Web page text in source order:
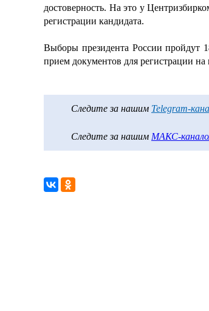
достоверность. На это у
регистрации кандидата.
Выборы президента России пройдут
прием документов для регистрации на
Следите за нашим Telegram-
Следите за нашим МАКС-